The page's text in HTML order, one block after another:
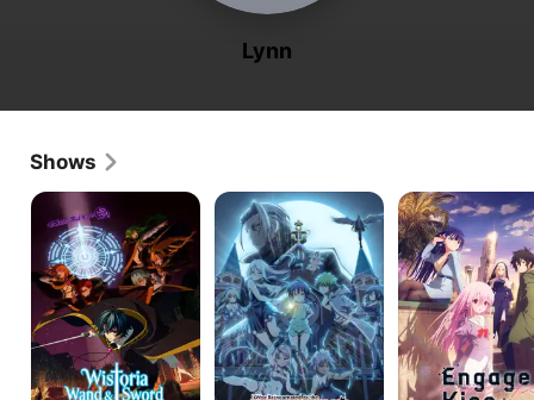
Lynn
Shows
Wistoria:
Wand
and
Sword
환
생
했
는
데
제
7
왕
자
라
Engage
Kiss